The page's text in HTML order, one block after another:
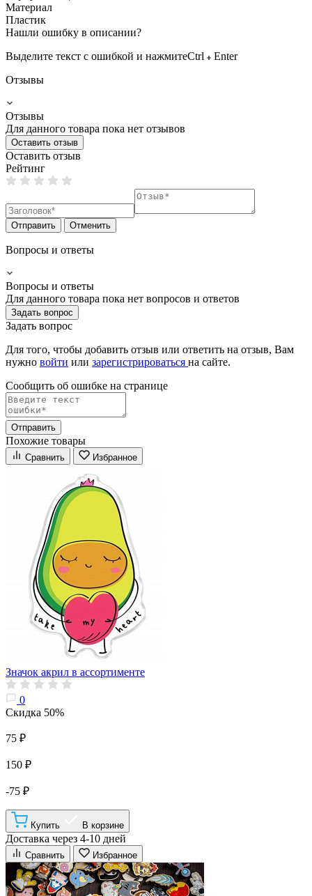
Материал
Пластик
Нашли ошибку в описании?
Выделите текст с ошибкой и нажмитеCtrl
Enter
Отзывы
Отзывы
Для данного товара пока нет отзывов
Оставить отзыв
Оставить отзыв
Рейтинг
Отправить Отменить
Вопросы и ответы
Вопросы и ответы
Для данного товара пока нет вопросов и ответов
Задать вопрос
Задать вопрос
Для того, чтобы добавить отзыв или ответить на отзыв, Вам
нужно войти или зарегистрироваться на сайте.
Сообщить об ошибке на страницe
Отправить
Похожие товары
Сравнить Избранное
Значок акрил в ассортименте
0
Скидка 50%
75 ₽
150 ₽
-75 ₽
Купить В корзине
Доставка через 4-10 дней
Сравнить Избранное